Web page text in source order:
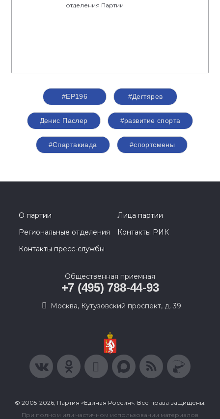
отделения Партии
#ЕР196 #Дегтярев
Денис Паслер #развитие спорта
#Спартакиада #спортсмены
О партии
Лица партии
Региональные отделения
Контакты РИК
Контакты пресс-службы
Общественная приемная
+7 (495) 788-44-93
Москва, Кутузовский проспект, д. 39
© 2005-2026, Партия «Единая Россия». Все права защищены.
При полном или частичном использовании материалов